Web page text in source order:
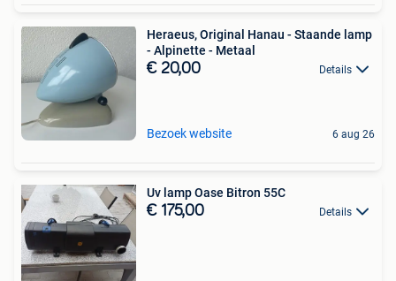
Heraeus, Original Hanau - Staande lamp
- Alpinette - Metaal
€ 20,00 Details
Bezoek website 6 aug 26
Uv lamp Oase Bitron 55C
€ 175,00 Details